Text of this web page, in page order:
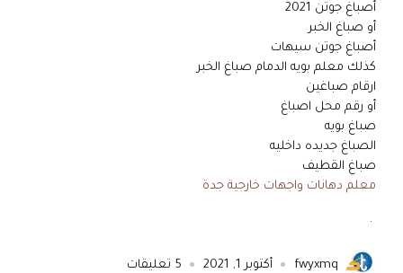
أصباغ جوتن 2021
أو صباغ الخبر
أصباغ جوتن سيهات
كذلك معلم بويه الدمام صباغ الخبر
ارقام صباغين
أو رقم محل اصباغ
صباغ بويه
الصباغ جديده داخليه
صباغ القطيف
معلم دهانات واجهات خارجية جدة
.
fwyxmq أكتوبر 1, 2021 5 تعليقات